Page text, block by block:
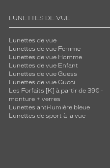
LUNETTES DE VUE
Lunettes de vue
Lunettes de vue Femme
Lunettes de vue Homme
Lunettes de vue Enfant
Lunettes de vue Guess
Lunettes de vue Gucci
Les Forfaits [K] à partir de 39€ -
monture + verres
Lunettes anti-lumière bleue
Lunettes de sport à la vue